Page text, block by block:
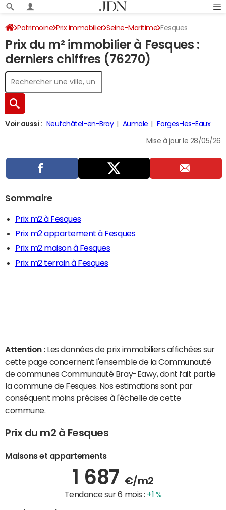
Patrimoine Prix immobilier Seine-Maritime Fesques
Prix du m² immobilier à Fesques :
derniers chiffres (76270)
Voir aussi : Neufchâtel-en-Bray Aumale Forges-les-Eaux
Mise à jour le 28/05/26
Sommaire
Prix m2 à Fesques
Prix m2 appartement à Fesques
Prix m2 maison à Fesques
Prix m2 terrain à Fesques
Attention : Les données de prix immobiliers affichées sur
cette page concernent l'ensemble de la Communauté
de communes Communauté Bray-Eawy, dont fait partie
la commune de Fesques. Nos estimations sont par
conséquent moins précises à l'échelle de cette
commune.
Prix du m2 à Fesques
Maisons et appartements
1 687 €/m2
Tendance sur 6 mois : +1 %